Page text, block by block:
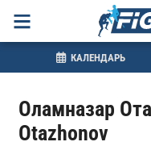
Оламназар
Otazhonov
КАЛЕНДАРЬ